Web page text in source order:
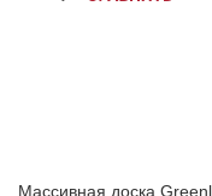
Массивная доска